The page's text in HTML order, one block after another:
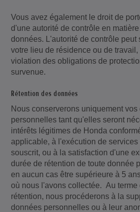
Vous avez également le droit de
d'une autorité de contrôle en
données. L'autorité de contrôle peut
votre lieu de résidence ou de
violation des obligations de
survenue.
Rétention des données
Nous conserverons uniquement vos
personnelles tant qu'elles seront
intérêts légitimes de Honda
applicable, à l'exécution de
souscrit, ou à la satisfaction d'une
durée de rétention de toute donnée
en aucun cas être supérieure à 5
où nous l'avons collectée. Au terme
rétention, nous procéderons à la
données personnelles ou à leur